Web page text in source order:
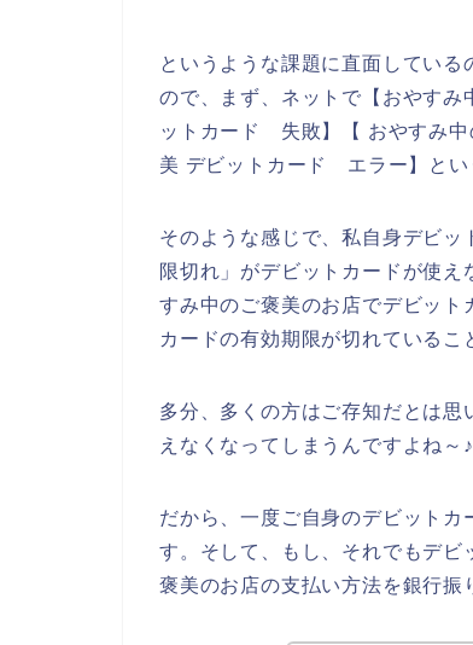
というような課題に直面してい
ので、まず、ネットで【おやす
ットカード 失敗】【 おやすみ
美 デビットカード エラー】とい
そのような感じで、私自身デビ
限切れ」がデビットカードが使
すみ中のご褒美のお店でデビット
カードの有効期限が切れているこ
多分、多くの方はご存知だとは
えなくなってしまうんですよね～♪
だから、一度ご自身のデビットカ
す。そして、もし、それでもデ
褒美のお店の支払い方法を銀行振